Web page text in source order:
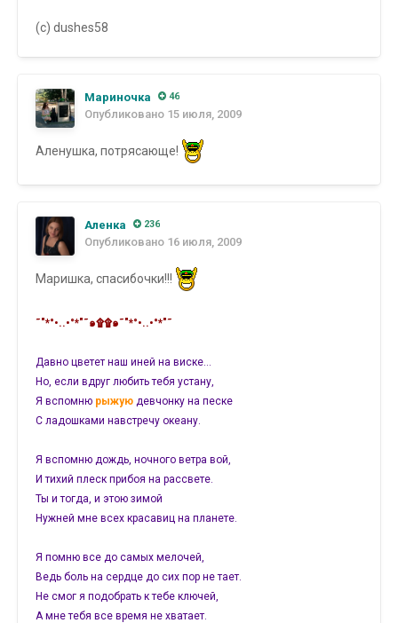
(с) dushes58
Мариночка 46
Опубликовано 15 июля, 2009
Аленушка, потрясающе!
Аленка 236
Опубликовано 16 июля, 2009
Маришка, спасибочки!!!
˜"*°•..•°*"˜๑۩۩๑˜"*°•..•°*"˜
Давно цветет наш иней на виске…
Но, если вдруг любить тебя устану,
Я вспомню рыжую девчонку на песке
С ладошками навстречу океану.
Я вспомню дождь, ночного ветра вой,
И тихий плеск прибоя на рассвете.
Ты и тогда, и этою зимой
Нужней мне всех красавиц на планете.
Я помню все до самых мелочей,
Ведь боль на сердце до сих пор не тает.
Не смог я подобрать к тебе ключей,
А мне тебя все время не хватает.